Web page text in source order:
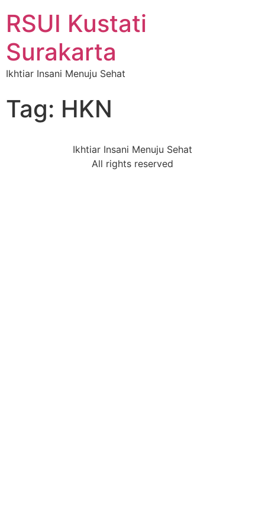
RSUI Kustati
Surakarta
Ikhtiar Insani Menuju Sehat
Tag: HKN
Ikhtiar Insani Menuju Sehat
All rights reserved